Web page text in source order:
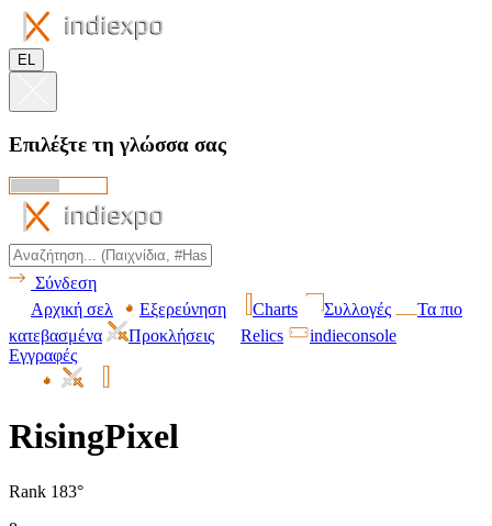
EL
Επιλέξτε τη γλώσσα σας
Σύνδεση
Αρχική σελ
Εξερεύνηση Charts Συλλογές
Τα πιο
κατεβασμένα
Προκλήσεις Relics
indieconsole
Εγγραφές
RisingPixel
Rank 183°